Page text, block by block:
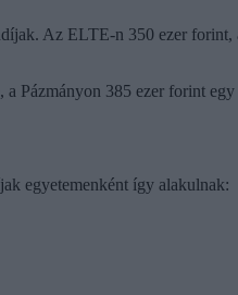
Az ELTE-n 350 ezer
Pázmányon 385 ezer forint
egyetemenként így alakulnak: